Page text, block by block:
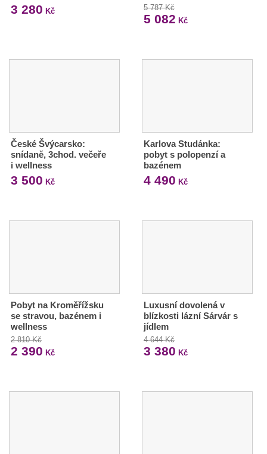
3 280 Kč 5 787 Kč
5 082 Kč
České Švýcarsko:
snídaně, 3chod. večeře
i wellness
3 500 Kč
Karlova Studánka:
pobyt s polopenzí a
bazénem
4 490 Kč
Pobyt na Kroměřížsku
se stravou, bazénem i
wellness
2 810 Kč
2 390 Kč
Luxusní dovolená v
blízkosti lázní Sárvár s
jídlem
4 644 Kč
3 380 Kč